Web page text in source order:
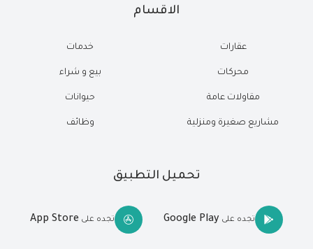
الاقسام
عقارات
محركات
مقاولات عامة
مشاريع صغيرة ومنزلية
خدمات
بيع و شراء
حيوانات
وظائف
تحميل التطبيق
تجده على Google Play تجده على App Store